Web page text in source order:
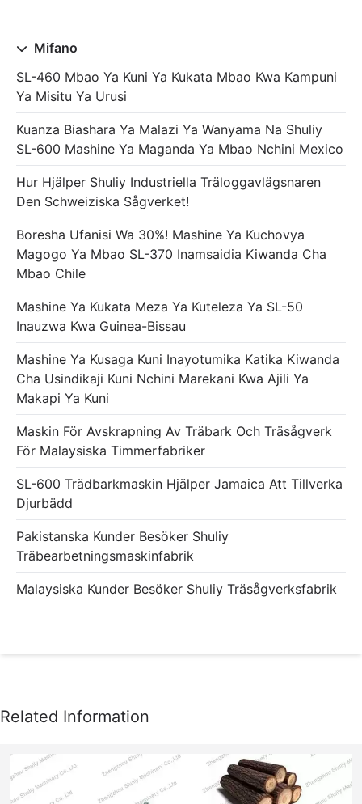
Mifano
SL-460 Mbao Ya Kuni Ya Kukata Mbao Kwa Kampuni
Ya Misitu Ya Urusi
Kuanza Biashara Ya Malazi Ya Wanyama Na Shuliy
SL-600 Mashine Ya Maganda Ya Mbao Nchini Mexico
Hur Hjälper Shuliy Industriella Träloggavlägsnaren
Den Schweiziska Sågverket!
Boresha Ufanisi Wa 30%! Mashine Ya Kuchovya
Magogo Ya Mbao SL-370 Inamsaidia Kiwanda Cha
Mbao Chile
Mashine Ya Kukata Meza Ya Kuteleza Ya SL-50
Inauzwa Kwa Guinea-Bissau
Mashine Ya Kusaga Kuni Inayotumika Katika Kiwanda
Cha Usindikaji Kuni Nchini Marekani Kwa Ajili Ya
Makapi Ya Kuni
Maskin För Avskrapning Av Träbark Och Träsågverk
För Malaysiska Timmerfabriker
SL-600 Trädbarkmaskin Hjälper Jamaica Att Tillverka
Djurbädd
Pakistanska Kunder Besöker Shuliy
Träbearbetningsmaskinfabrik
Malaysiska Kunder Besöker Shuliy Träsågverksfabrik